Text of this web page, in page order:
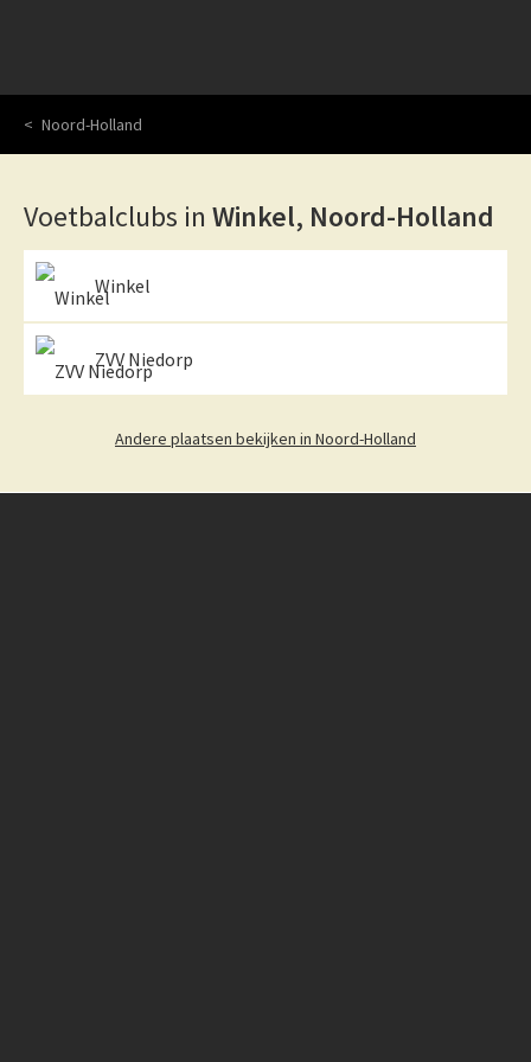
Noord-Holland
Voetbalclubs in Winkel, Noord-Holland
Winkel
ZVV Niedorp
Andere plaatsen bekijken in Noord-Holland